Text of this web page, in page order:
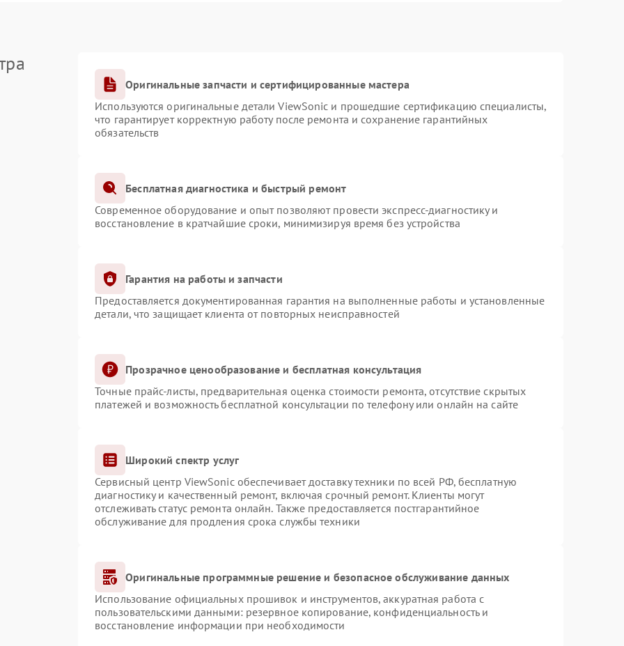
Оригинальные запчасти и сертифицированные мастера
Используются оригинальные детали ViewSonic и прошедшие сертификацию специалисты,
что гарантирует корректную работу после ремонта и сохранение гарантийных
обязательств
Бесплатная диагностика и быстрый ремонт
Современное оборудование и опыт позволяют провести экспресс-диагностику и
восстановление в кратчайшие сроки, минимизируя время без устройства
Гарантия на работы и запчасти
Предоставляется документированная гарантия на выполненные работы и установленные
детали, что защищает клиента от повторных неисправностей
Прозрачное ценообразование и бесплатная консультация
Точные прайс-листы, предварительная оценка стоимости ремонта, отсутствие скрытых
платежей и возможность бесплатной консультации по телефону или онлайн на сайте
Широкий спектр услуг
Сервисный центр ViewSonic обеспечивает доставку техники по всей РФ, бесплатную
диагностику и качественный ремонт, включая срочный ремонт. Клиенты могут
отслеживать статус ремонта онлайн. Также предоставляется постгарантийное
обслуживание для продления срока службы техники
Оригинальные программные решение и безопасное обслуживание данных
Использование официальных прошивок и инструментов, аккуратная работа с
пользовательскими данными: резервное копирование, конфиденциальность и
восстановление информации при необходимости